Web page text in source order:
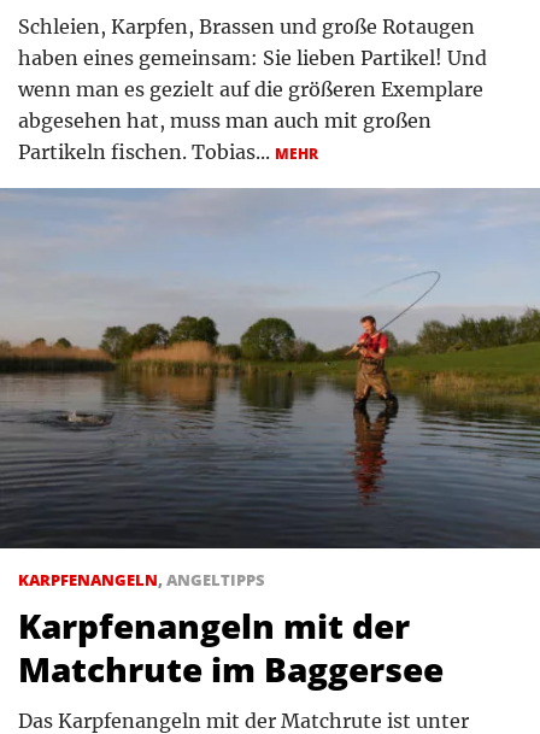
Schleien, Karpfen, Brassen und große Rotaugen
haben eines gemeinsam: Sie lieben Partikel! Und
wenn man es gezielt auf die größeren Exemplare
abgesehen hat, muss man auch mit großen
Partikeln fischen. Tobias... MEHR
KARPFENANGELN, ANGELTIPPS
Karpfenangeln mit der
Matchrute im Baggersee
Das Karpfenangeln mit der Matchrute ist unter